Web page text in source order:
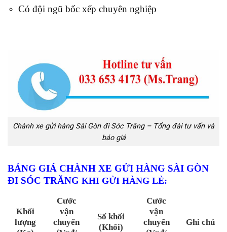
Có đội ngũ bốc xếp chuyên nghiệp
Chành xe gửi hàng Sài Gòn đi Sóc Trăng – Tổng đài tư vấn và
báo giá
BẢNG GIÁ CHÀNH XE GỬI HÀNG SÀI GÒN
ĐI SÓC TRĂNG KHI GỬI HÀNG LẺ:
Khối
lượng
Cước
vận
chuyển
Số khối
(Khối)
Cước
vận
chuyển
Ghi chú